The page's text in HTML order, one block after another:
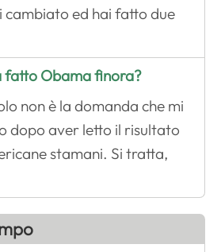
cambiato ed hai fatto due
fatto Obama finora?
non è la domanda che mi
dopo aver letto il risultato
stamani. Si tratta,